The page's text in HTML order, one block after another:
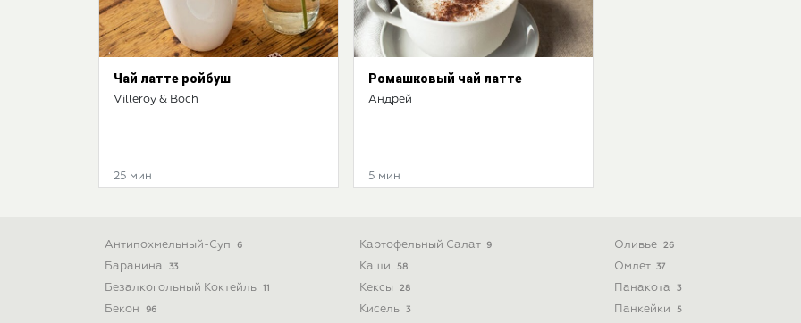
Чай латте ройбуш
Villeroy & Boch
25 мин
Ромашковый чай латте
Андрей
5 мин
Антипохмельный-Суп 6
Баранина 33
Безалкогольный Коктейль 11
Бекон 96
Картофельный Салат 9
Каши 58
Кексы 28
Кисель 3
Оливье 26
Омлет 37
Панакота 3
Панкейки 5